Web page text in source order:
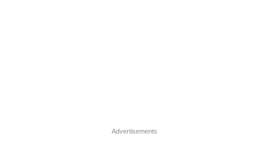
Advertisements